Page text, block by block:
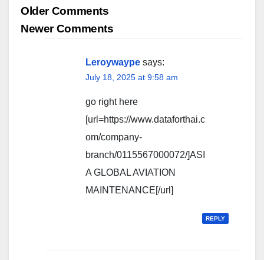
Comment
navigation
Older Comments
Newer Comments
Leroywaype says:
July 18, 2025 at 9:58 am
go right here
[url=https://www.dataforthai.c
om/company-
branch/0115567000072/]ASI
A GLOBAL AVIATION
MAINTENANCE[/url]
REPLY